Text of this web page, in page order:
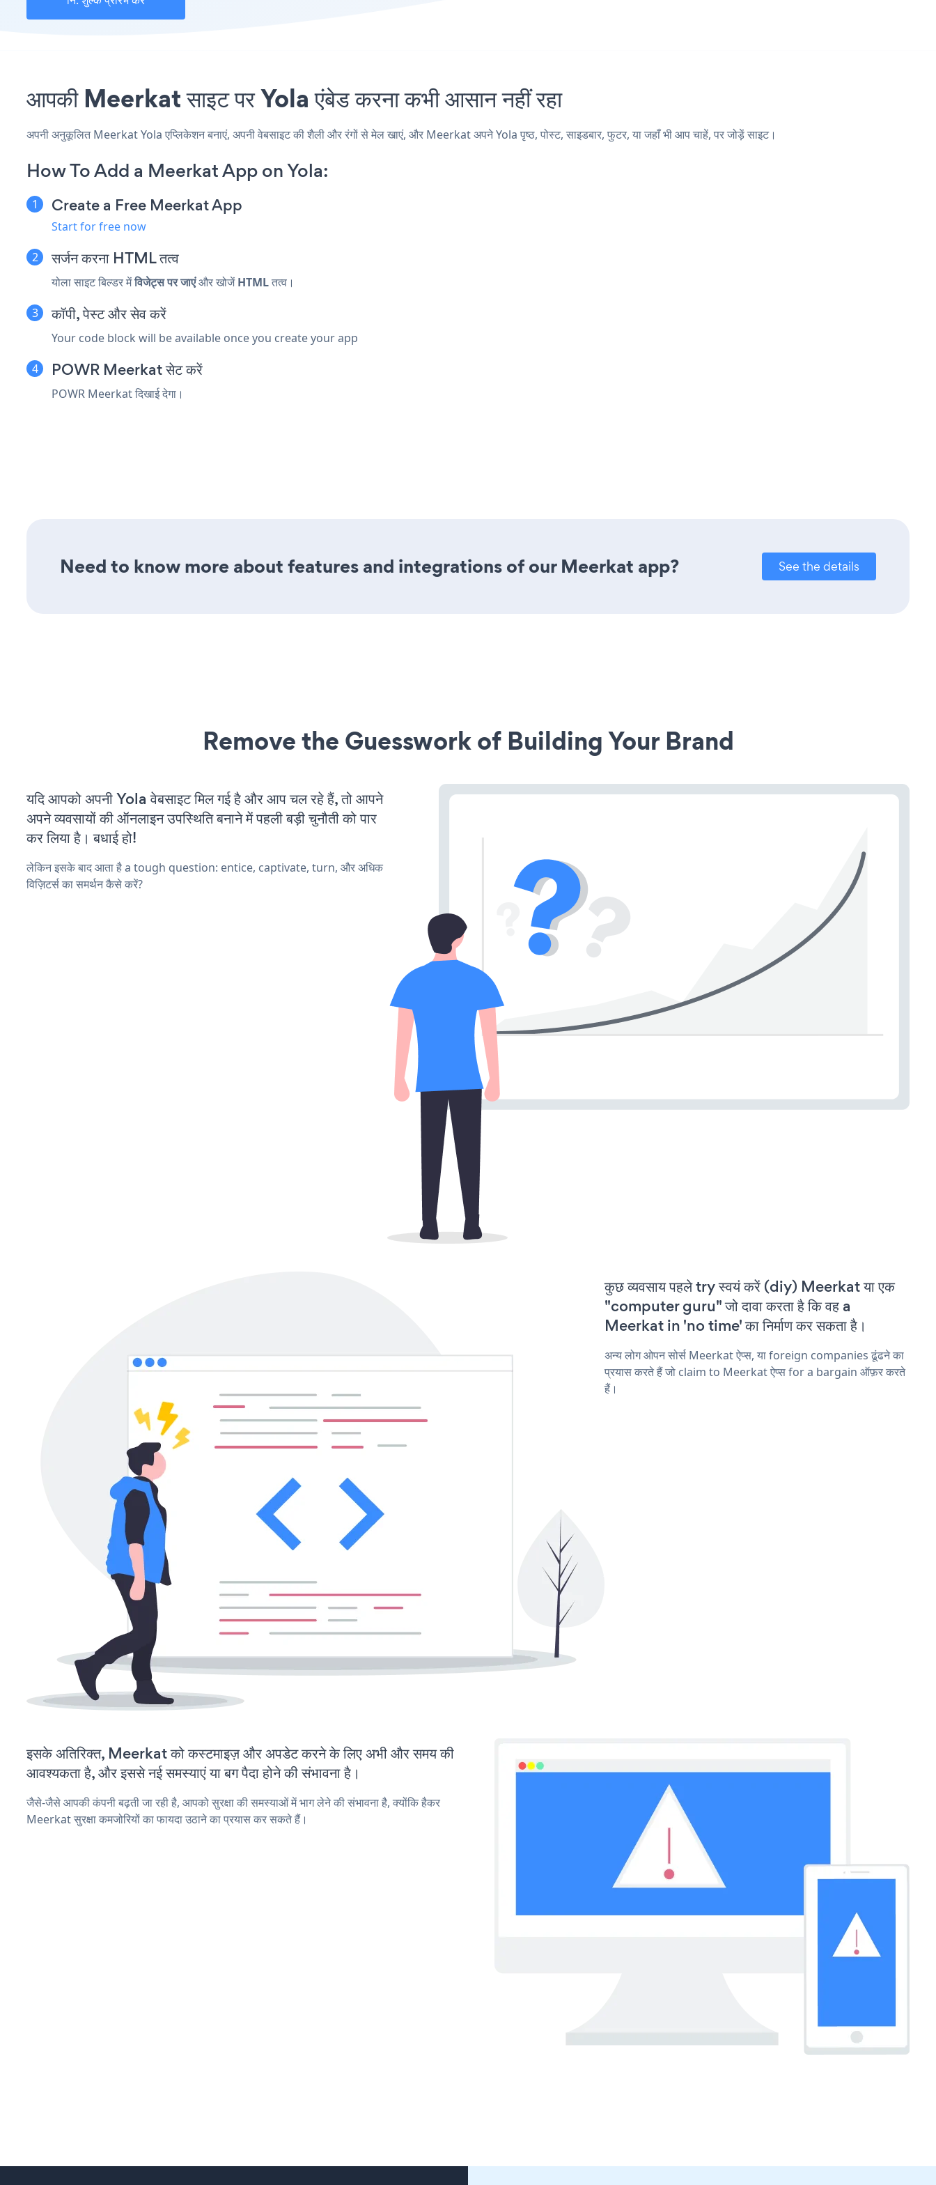
आपकी Meerkat साइट पर Yola एंबेड करना कभी आसान नहीं रहा
अपनी अनुकूलित Meerkat Yola एप्लिकेशन बनाएं, अपनी वेबसाइट की शैली और रंगों से मेल खाएं, और Meerkat अपने Yola पृष्ठ, पोस्ट, साइडबार, फुटर, या जहाँ भी आप चाहें, पर जोड़ें साइट।
How To Add a Meerkat App on Yola:
Create a Free Meerkat App
Start for free now
सर्जन करना HTML तत्व
योला साइट बिल्डर मेंविजेट्स पर जाएंऔर खोजेंHTMLतत्व।
कॉपी, पेस्ट और सेव करें
Your code block will be available once you create your app
POWR Meerkat सेट करें
POWR Meerkat दिखाई देगा।
Need to know more about features and integrations of our Meerkat app? See the details
Remove the Guesswork of Building Your Brand
यदि आपको अपनी Yola वेबसाइट मिल गई है और आप चल रहे हैं, तो आपने
अपने व्यवसायों की ऑनलाइन उपस्थिति बनाने में पहली बड़ी चुनौती को पार
कर लिया है। बधाई हो!
लेकिन इसके बाद आता है a tough question: entice, captivate, turn, और अधिक
विज़िटर्स का समर्थन कैसे करें?
कुछ व्यवसाय पहले try स्वयं करें (diy) Meerkat या एक
"computer guru" जो दावा करता है कि वह a
Meerkat in 'no time' का निर्माण कर सकता है।
अन्य लोग ओपन सोर्स Meerkat ऐप्स, या foreign companies ढूंढने का
प्रयास करते हैं जो claim to Meerkat ऐप्स for a bargain ऑफ़र करते
हैं।
इसके अतिरिक्त, Meerkat को कस्टमाइज़ और अपडेट करने के लिए अभी और समय की
आवश्यकता है, और इससे नई समस्याएं या बग पैदा होने की संभावना है।
जैसे-जैसे आपकी कंपनी बढ़ती जा रही है, आपको सुरक्षा की समस्याओं में भाग लेने की संभावना है, क्योंकि हैकर
Meerkat सुरक्षा कमजोरियों का फायदा उठाने का प्रयास कर सकते हैं।